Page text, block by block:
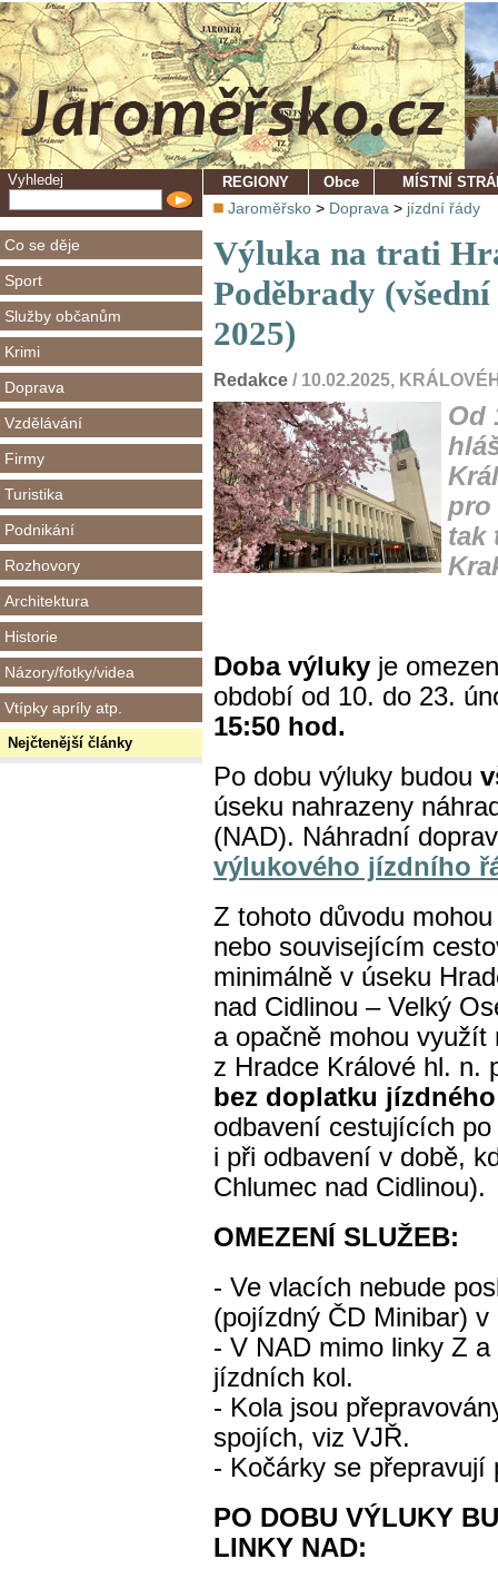
Vyhledej
Co se děje
Sport
Služby občanům
Krimi
Doprava
Vzdělávání
Firmy
Turistika
Podnikání
Rozhovory
Architektura
Historie
Názory/fotky/videa
Vtípky apríly atp.
Nejčtenější články
REGIONY Obce MÍSTNÍ
Jaroměřsko > Doprava > jízdní řády
Výluka na trati
Poděbrady
2025)
Redakce / 10.02.2025,
Od
pro
tak
Doba výluky je
období od 10. do 23.
15:50 hod.
Po dobu výluky budou
úseku nahrazeny
(NAD). Náhradní
výlukového jízdního
Z tohoto důvodu
nebo souvisejícím
minimálně v úseku
nad Cidlinou – Velký
a opačně mohou
z Hradce Králové hl. n.
bez doplatku jízdného
odbavení cestujících
i při odbavení v době,
Chlumec nad Cidlinou).
OMEZENÍ SLUŽEB:
- Ve vlacích nebude
(pojízdný ČD Minibar) v
- V NAD mimo linky Z
jízdních kol.
- Kola jsou
spojích, viz VJŘ.
- Kočárky se přepravují
PO DOBU VÝLUKY
LINKY NAD: